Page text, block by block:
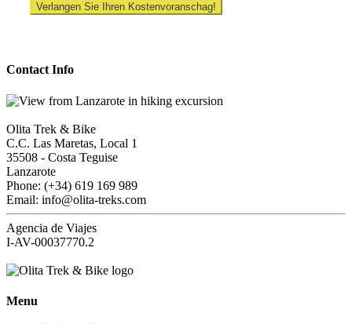
Verlangen Sie Ihren Kostenvoranschag!
Contact Info
Olita Trek & Bike
C.C. Las Maretas, Local 1
35508 - Costa Teguise
Lanzarote
Phone: (+34) 619 169 989
Email: info@olita-treks.com
Agencia de Viajes
I-AV-00037770.2
Menu